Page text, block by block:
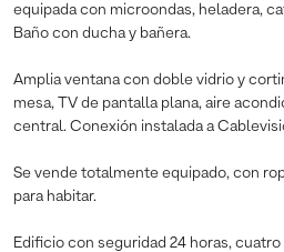
equipada con microondas, heladera,
Baño con ducha y bañera.
Amplia ventana con doble vidrio y
mesa, TV de pantalla plana, aire
central. Conexión instalada a
Se vende totalmente equipado, con
para habitar.
Edificio con seguridad 24 horas,